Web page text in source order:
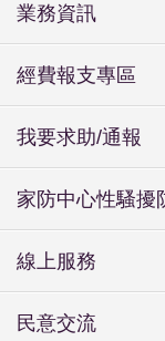
業務資訊
經費報支專區
我要求助/通報
家防中心性騷擾
線上服務
民意交流